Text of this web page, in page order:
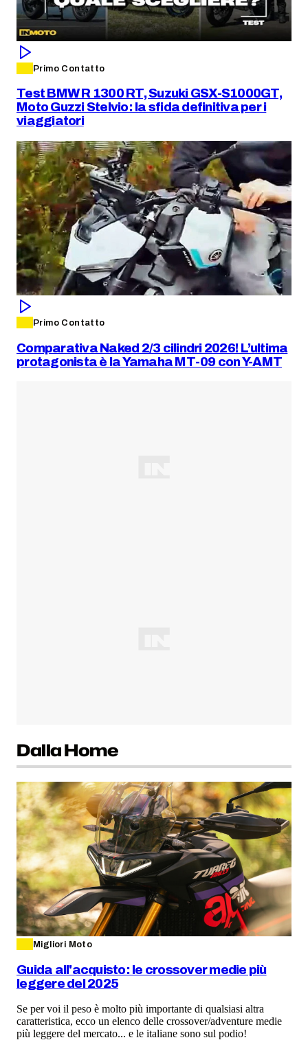
Primo Contatto
Test BMW R 1300 RT, Suzuki GSX-S1000GT,
Moto Guzzi Stelvio: la sfida definitiva per i
viaggiatori
Primo Contatto
Comparativa Naked 2/3 cilindri 2026! L’ultima
protagonista è la Yamaha MT-09 con Y-AMT
Dalla Home
Migliori Moto
Guida all'acquisto: le crossover medie più
leggere del 2025
Se per voi il peso è molto più importante di qualsiasi altra
caratteristica, ecco un elenco delle crossover/adventure medie
più leggere del mercato... e le italiane sono sul podio!